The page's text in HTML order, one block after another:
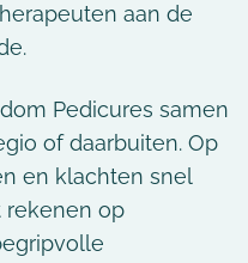
aan de
Pedicures samen
of daarbuiten. Op
en klachten snel
rekenen op